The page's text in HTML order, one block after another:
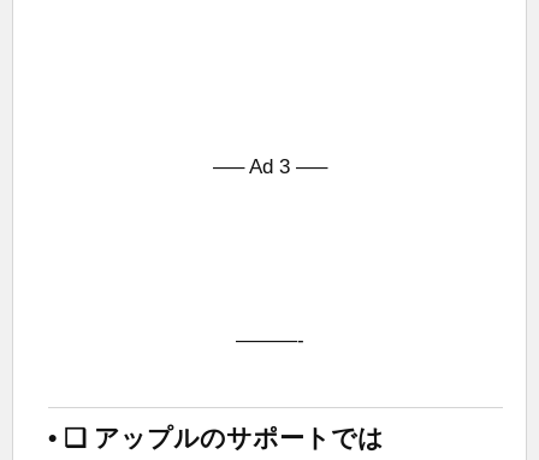
—– Ad 3 —–
———-
• ❑ アップルのサポートでは